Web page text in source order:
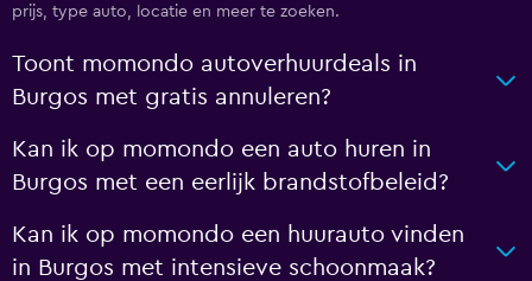
prijs, type auto, locatie en meer te zoeken.
Toont momondo autoverhuurdeals in
Burgos met gratis annuleren?
Kan ik op momondo een auto huren in
Burgos met een eerlijk brandstofbeleid?
Kan ik op momondo een huurauto vinden
in Burgos met intensieve schoonmaak?